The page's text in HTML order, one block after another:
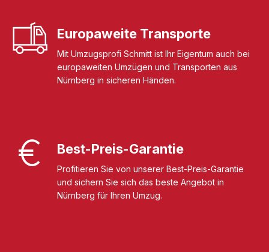
Europaweite Transporte
Mit Umzugsprofi Schmitt ist Ihr Eigentum auch bei
europaweiten Umzügen und Transporten aus
Nürnberg in sicheren Händen.
Best-Preis-Garantie
Profitieren Sie von unserer Best-Preis-Garantie
und sichern Sie sich das beste Angebot in
Nürnberg für Ihren Umzug.